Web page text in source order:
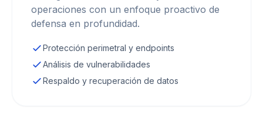
operaciones con un enfoque proactivo de
defensa en profundidad.
Protección perimetral y endpoints
Análisis de vulnerabilidades
Respaldo y recuperación de datos